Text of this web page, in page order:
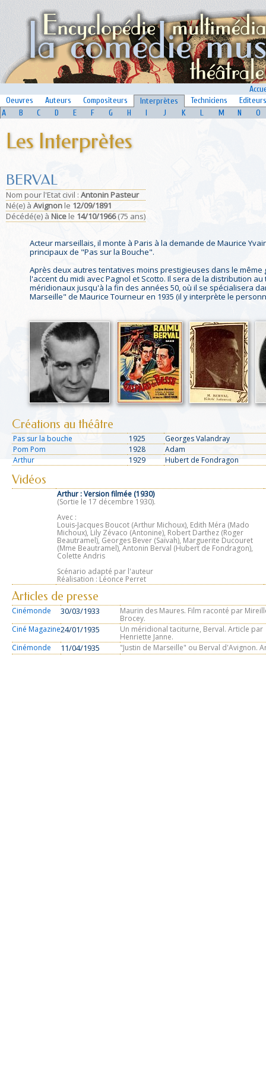
Oeuvres
Auteurs Compositeurs Interprètes Techniciens
Editeurs
A
B C D E F G H I J K L M N O
Les Interprètes
BERVAL
Nom pour l'Etat civil : Antonin Pasteur
Né(e) à Avignonle 12/09/1891
Décédé(e) à Nicele 14/10/1966(75 ans)
Acteur marseillais, il monte à Paris à la demande de Maurice
principaux de "Pas sur la Bouche".
Après deux autres tentatives moins prestigieuses dans le
l'accent du midi avec Pagnol et Scotto. Il sera de la distribution
méridionaux jusqu'à la fin des années 50, où il se spécialisera
Marseille" de Maurice Tourneur en 1935 (il y interprète le
Créations au théâtre
Pas sur la bouche 1925
Georges Valandray
Pom Pom
1928
Adam
Arthur
1929 Hubert de Fondragon
Vidéos
Arthur :Version filmée (1930)
(Sortie le 17 décembre 1930).
Avec :
Louis-Jacques Boucot (Arthur Michoux), Edith Méra (Mado
Michoux), Lily Zévaco (Antonine), Robert Darthez (Roger
Beautramel), Georges Bever (Saïvah), Marguerite Ducouret
(Mme Beautramel), Antonin Berval (Hubert de Fondragon),
Colette Andris
Scénario adapté par l'auteur
Réalisation : Léonce Perret
Articles de presse
Cinémonde 30/03/1933 Maurin des Maures. Film raconté par
Brocey.
Ciné Magazine24/01/1935 Un méridional taciturne, Berval. Article par
Henriette Janne.
Cinémonde
11/04/1935 "Justin de Marseille" ou Berval d'Avignon.